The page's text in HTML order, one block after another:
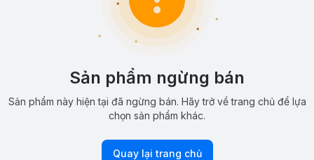
Sản phẩm ngừng bán
Sản phẩm này hiện tại đã ngừng bán. Hãy trở về trang chủ để lựa
chọn sản phẩm khác.
Quay lại trang chủ